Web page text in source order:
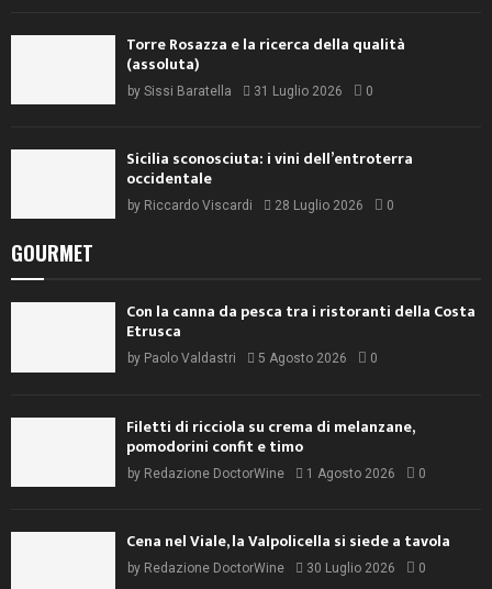
Torre Rosazza e la ricerca della qualità
(assoluta)
by Sissi Baratella 31 Luglio 2026 0
Sicilia sconosciuta: i vini dell’entroterra
occidentale
by Riccardo Viscardi 28 Luglio 2026 0
GOURMET
Con la canna da pesca tra i ristoranti della Costa
Etrusca
by Paolo Valdastri 5 Agosto 2026 0
Filetti di ricciola su crema di melanzane,
pomodorini confit e timo
by Redazione DoctorWine 1 Agosto 2026 0
Cena nel Viale, la Valpolicella si siede a tavola
by Redazione DoctorWine 30 Luglio 2026 0